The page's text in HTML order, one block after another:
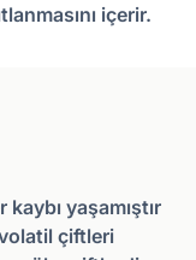
içerir.
yaşamıştır
çiftleri